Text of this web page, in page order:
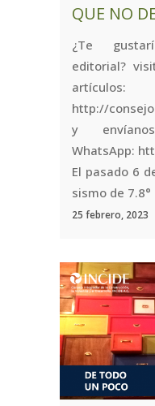
QUE NO
¿Te
editorial?
artículos:
http://
y
WhatsApp:
El pasado 6
sismo de 7.8°
25 febrero, 2023